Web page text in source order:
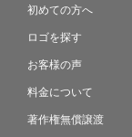
初めての方へ
ロゴを探す
お客様の声
料金について
著作権無償譲渡